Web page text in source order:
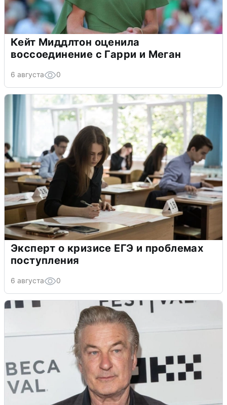
Кейт Миддлтон оценила
воссоединение с Гарри и Меган
6 августа 0
Эксперт о кризисе ЕГЭ и проблемах
поступления
6 августа 0